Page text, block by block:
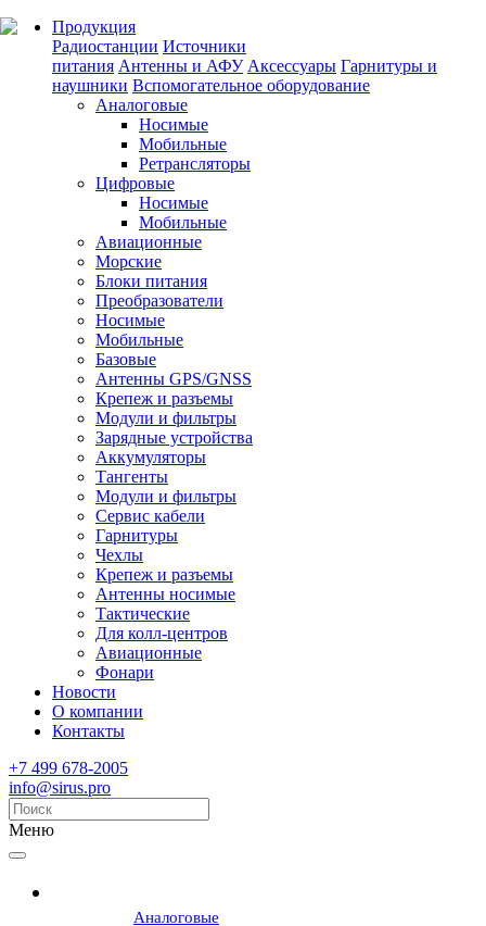
Продукция
Радиостанции Источники
питания Антенны и АФУ Аксессуары Гарнитуры и
наушники Вспомогательное оборудование
Аналоговые
Носимые
Мобильные
Ретрансляторы
Цифровые
Носимые
Мобильные
Авиационные
Морские
Блоки питания
Преобразователи
Носимые
Мобильные
Базовые
Антенны GPS/GNSS
Крепеж и разъемы
Модули и фильтры
Зарядные устройства
Аккумуляторы
Тангенты
Модули и фильтры
Сервис кабели
Гарнитуры
Чехлы
Крепеж и разъемы
Антенны носимые
Тактические
Для колл-центров
Авиационные
Фонари
Новости
О компании
Контакты
+7 499 678-2005
info@sirus.pro
Меню
Аналоговые